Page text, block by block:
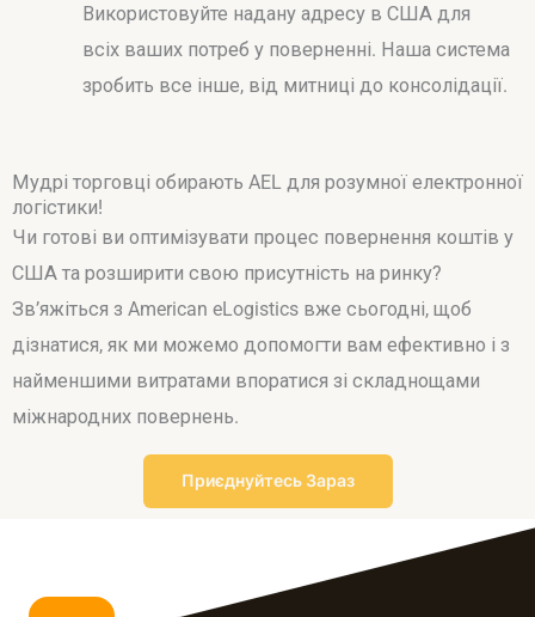
Використовуйте надану адресу в США для
всіх ваших потреб у поверненні. Наша система
зробить все інше, від митниці до консолідації.
Мудрі торговці обирають AEL для розумної електронної
логістики!
Чи готові ви оптимізувати процес повернення коштів у
США та розширити свою присутність на ринку?
Зв’яжіться з American eLogistics вже сьогодні, щоб
дізнатися, як ми можемо допомогти вам ефективно і з
найменшими витратами впоратися зі складнощами
міжнародних повернень.
Приєднуйтесь Зараз